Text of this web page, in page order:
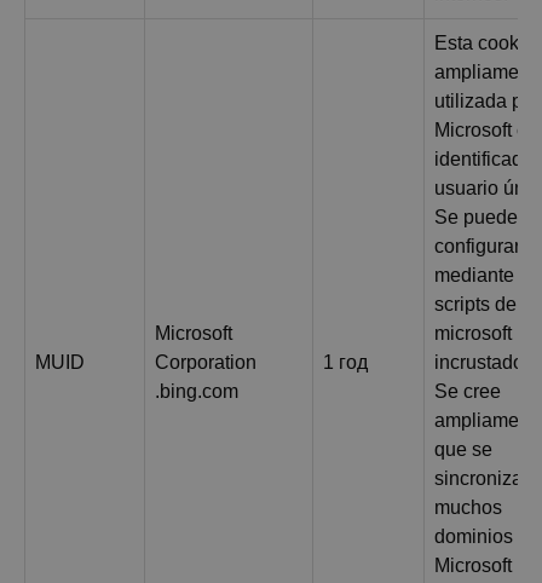
MUID
Microsoft
Corporation
.bing.com
1 год
Esta cookie
utilizada por
Microsoft
usuario
Se puede
configurar
mediante
scripts de
microsoft
incrustados.
Se cree
que se
sincroniza
muchos
dominios de
Microsoft